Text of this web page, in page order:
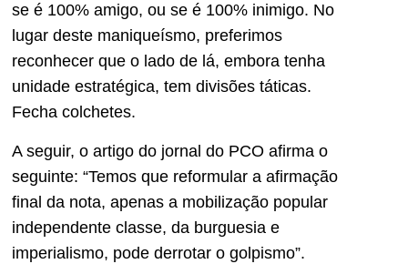
se é 100% amigo, ou se é 100% inimigo. No
lugar deste maniqueísmo, preferimos
reconhecer que o lado de lá, embora tenha
unidade estratégica, tem divisões táticas.
Fecha colchetes.
A seguir, o artigo do jornal do PCO afirma o
seguinte: “Temos que reformular a afirmação
final da nota, apenas a mobilização popular
independente classe, da burguesia e
imperialismo, pode derrotar o golpismo”.